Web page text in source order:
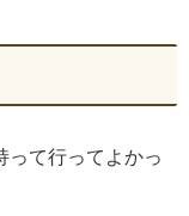
って行ってよかっ